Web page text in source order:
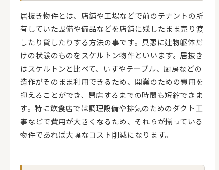
居抜き物件とは、店舗や工場などで前のテナントの所
有していた設備や備品などを店舗に残したまま売り渡
したり貸したりする方法の事です。具悪に建物躯体だ
けの状態のものをスケルトン物件といいます。居抜き
はスケルトンと比べて、いすやテーブル、厨房などの
造作がそのまま利用できるため、開業のための費用を
抑えることができ、開店するまでの時間も短縮できま
す。特に飲食店では調理設備や排気のためのダクト工
事などで費用が大きくなるため、それらが揃っている
物件であれば大幅なコスト削減になります。